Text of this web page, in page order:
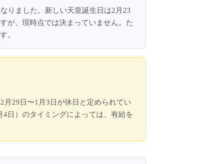
りました。新しい天皇誕生日は2月23
が、現時点では決まっていません。た
。
29日〜1月3日が休日と定められてい
日）のタイミングによっては、有給を